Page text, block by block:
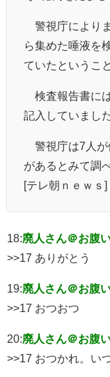
警視庁により
ら集めた唾液を
ていたというこ
検査報告書に
記入していました
警視庁は7人が
があるとみて調
[テレ朝ｎｅｗｓ
18:廃人さん＠お腹
>>17 ありがとう
19:廃人さん＠お腹
>>17 おつおつ
20:廃人さん＠お腹
>>17 おつかれ。い